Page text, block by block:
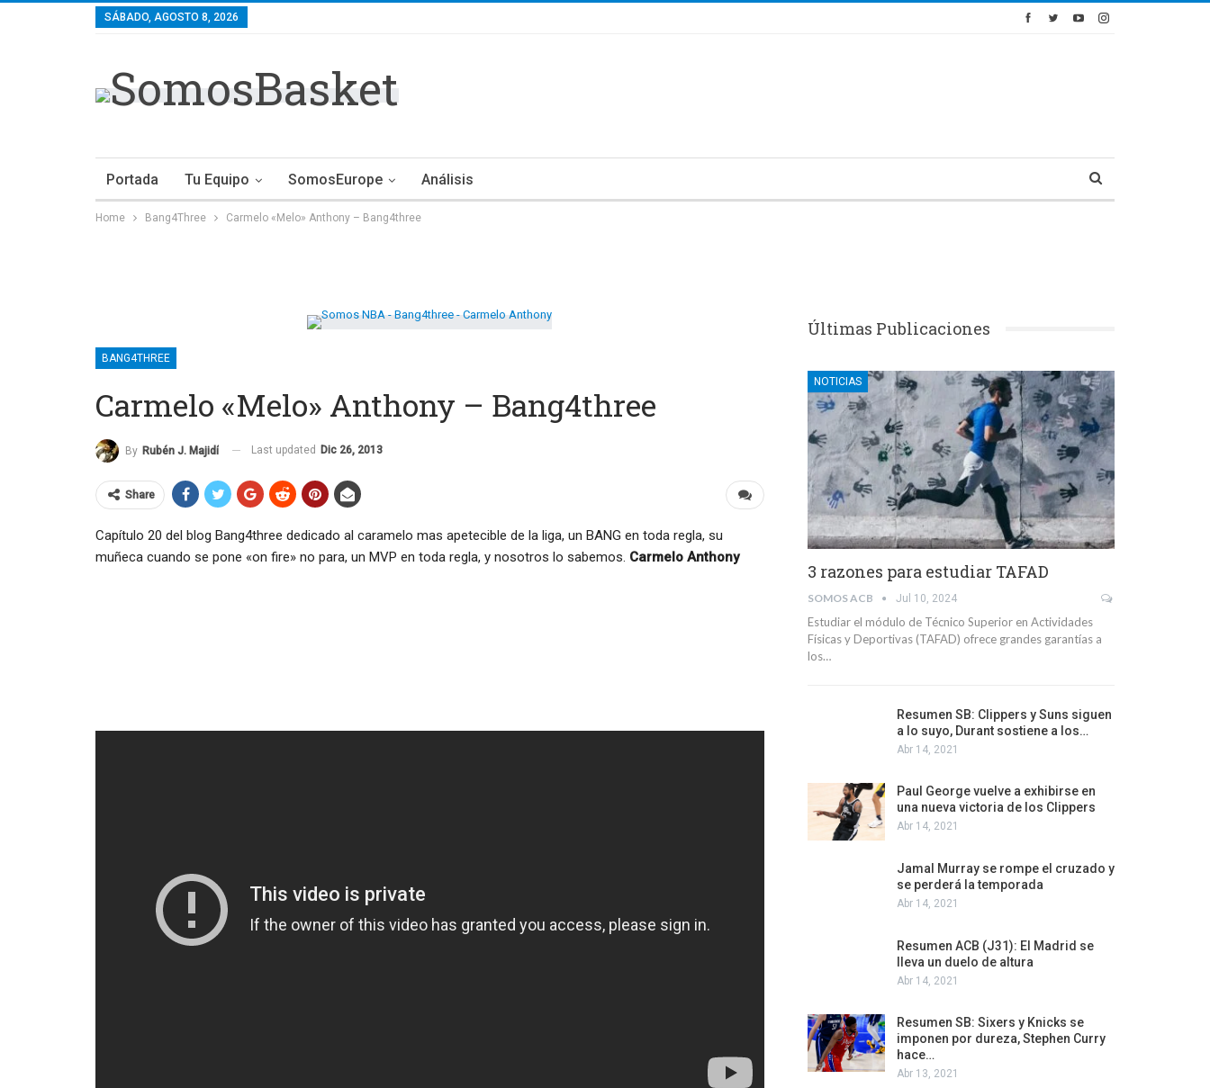
SÁBADO, AGOSTO 8, 2026
Portada Tu Equipo SomosEurope Análisis
Home Bang4Three Carmelo «Melo» Anthony – Bang4three
BANG4THREE
Carmelo «Melo» Anthony – Bang4three
By Rubén J. Majidí Last updated Dic 26, 2013
Share
Capítulo 20 del blog Bang4three dedicado al caramelo mas apetecible de la liga, un BANG en toda regla, su
muñeca cuando se pone «on fire» no para, un MVP en toda regla, y nosotros lo sabemos. Carmelo Anthony
Últimas Publicaciones
NOTICIAS
3 razones para estudiar TAFAD
SOMOS ACB Jul 10, 2024
Estudiar el módulo de Técnico Superior en Actividades
Físicas y Deportivas (TAFAD) ofrece grandes garantías a
los…
Resumen SB: Clippers y Suns siguen
a lo suyo, Durant sostiene a los…
Abr 14, 2021
Paul George vuelve a exhibirse en
una nueva victoria de los Clippers
Abr 14, 2021
Jamal Murray se rompe el cruzado y
se perderá la temporada
Abr 14, 2021
Resumen ACB (J31): El Madrid se
lleva un duelo de altura
Abr 14, 2021
Resumen SB: Sixers y Knicks se
imponen por dureza, Stephen Curry
hace…
Abr 13, 2021